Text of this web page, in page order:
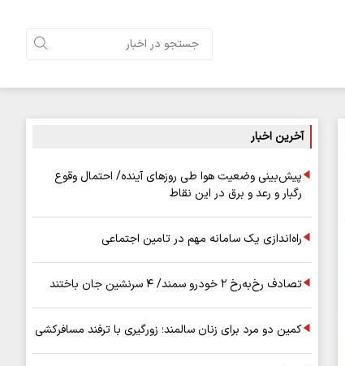
آخرین اخبار
پیش‌بینی وضعیت هوا طی روزهای آینده/ احتمال وقوع
رگبار و رعد و برق در این نقاط
راه‌اندازی یک سامانه مهم در تامین اجتماعی
تصادف رخ‌به‌رخ ۲ خودرو سمند/ ۴ سرنشین جان باختند
کمین دو مرد برای زنان سالمند؛ زورگیری با ترفند مسافرکشی